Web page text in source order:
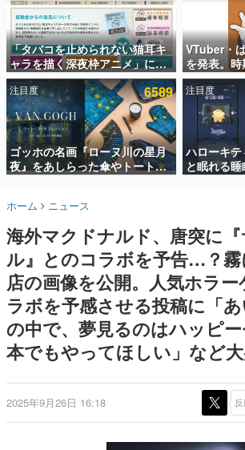
ゲームの企画書
名作ゲームクリエイターの方々に製
聞きし、ヒットする企画（ゲーム
きます。
赫本
この物語を解いてはいけない。『
の形をした短編ホラー小説集です。
新世代に訊く
これからのデジタルゲーム市場を
の姿を追い、彼らのルーツと情熱を
ゲームに多大な影響を受けた作家さ
日本のコンテンツ産業やカルチャ
画です。
日本モバイルゲーム産業史
日本のモバイルゲーム史における
ルを網羅するほか、開発者へのイ
解説を掲載。約20年の歴史が一望
若ゲのいたり〜ゲームクリエ
『うつヌケ』『ペンと箸』等で知ら
一先生によるゲーム業界レポートマ
なんでゲームは面白い？
ゲーム開発者・hamatsu氏がゲーム
具体的な形から解き明かしていく
「タバコを止められない猫耳キ
ャラを描く深夜枠アニメ」に視
聴者の一部から批判意見。違法
薬物の使用と思しき描写も含め
て、BPOが議論を交わす
VTuber・
を発表。
日15時か
注目度 6589
ゴッホの名画『ローヌ川の星月
夜』をあしらった傘やトートバ
ッグなどが登場。8月7日21時よ
注目度
ハローキ
と眠れる
『ゆめた
ホーム ニュース
海外マクドナルド、唐突に
ル』とのコラボを予告…？
店の画像を公開。人気ホラ
ラボを予感させる投稿に「
の中で、夢見るのはハッピ
本でもやってほしい」など
2025年9月26日 16:18